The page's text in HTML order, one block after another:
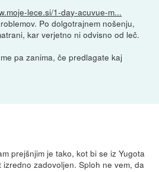
lece.si/1-day-acuvue-m...
Po dolgotrajnem nošenju,
kar verjetno ni odvisno od leč.
pa zanima, če predlagate kaj
prejšnjim je tako, kot bi se iz Yugota
zadovoljen. Sploh ne vem, da